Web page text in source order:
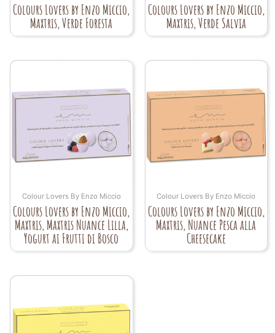
Colours Lovers by Enzo Miccio,
Maxtris, Verde Foresta
Colours Lovers by Enzo Miccio,
Maxtris, Verde Salvia
Colour Lovers By Enzo Miccio
Colours Lovers by Enzo Miccio,
Maxtris, Maxtris Nuance Lilla,
Yogurt ai Frutti di Bosco
Colour Lovers By Enzo Miccio
Colours Lovers by Enzo Miccio,
Maxtris, Nuance Pesca alla
Cheesecake